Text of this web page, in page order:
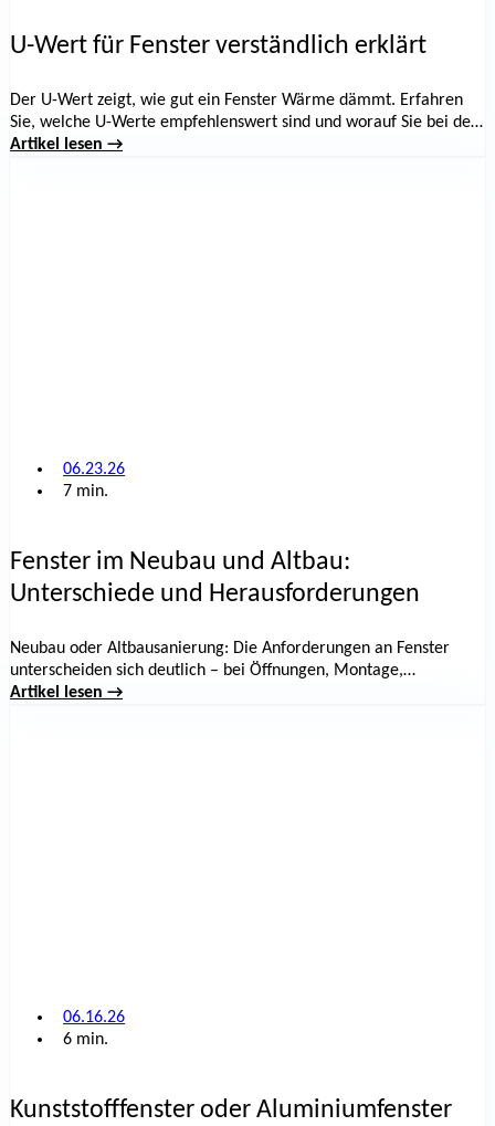
U-Wert für Fenster verständlich erklärt
Der U-Wert zeigt, wie gut ein Fenster Wärme dämmt. Erfahren
Sie, welche U-Werte empfehlenswert sind und worauf Sie bei der
Auswahl neuer Fenster achten sollten.
Artikel lesen →
06.23.26
7 min.
Fenster im Neubau und Altbau:
Unterschiede und Herausforderungen
Neubau oder Altbausanierung: Die Anforderungen an Fenster
unterscheiden sich deutlich – bei Öffnungen, Montage,
Energieeffizienz und Kosten. Wir zeigen die wichtigsten
Artikel lesen →
06.16.26
6 min.
Kunststofffenster oder Aluminiumfenster